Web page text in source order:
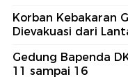
Korban Kebakaran
Dievakuasi dari
Gedung Bapenda
11 sampai 16